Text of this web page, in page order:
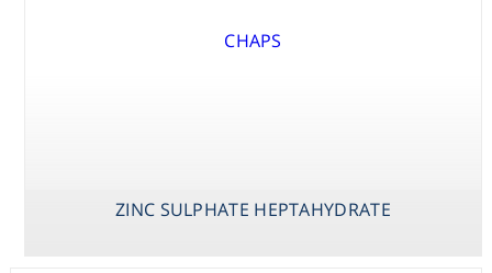
ZINC SULPHATE HEPTAHYDRATEChemicals